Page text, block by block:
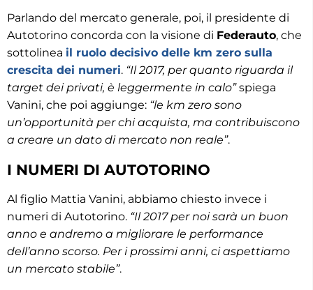
Parlando del mercato generale, poi, il presidente di
Autotorino concorda con la visione di Federauto, che
sottolinea il ruolo decisivo delle km zero sulla
crescita dei numeri. “Il 2017, per quanto riguarda il
target dei privati, è leggermente in calo”spiega
Vanini, che poi aggiunge: “le km zero sono
un’opportunità per chi acquista, ma contribuiscono
a creare un dato di mercato non reale”.
I NUMERI DI AUTOTORINO
Al figlio Mattia Vanini, abbiamo chiesto invece i
numeri di Autotorino. “Il 2017 per noi sarà un buon
anno e andremo a migliorare le performance
dell’anno scorso. Per i prossimi anni, ci aspettiamo
un mercato stabile”.